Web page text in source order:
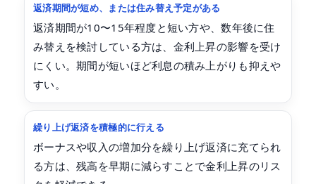
返済期間が短め、または住み替え予定がある
返済期間が10〜15年程度と短い方や、数年後に住
み替えを検討している方は、金利上昇の影響を受け
にくい。期間が短いほど利息の積み上がりも抑えや
すい。
繰り上げ返済を積極的に行える
ボーナスや収入の増加分を繰り上げ返済に充てられ
る方は、残高を早期に減らすことで金利上昇のリス